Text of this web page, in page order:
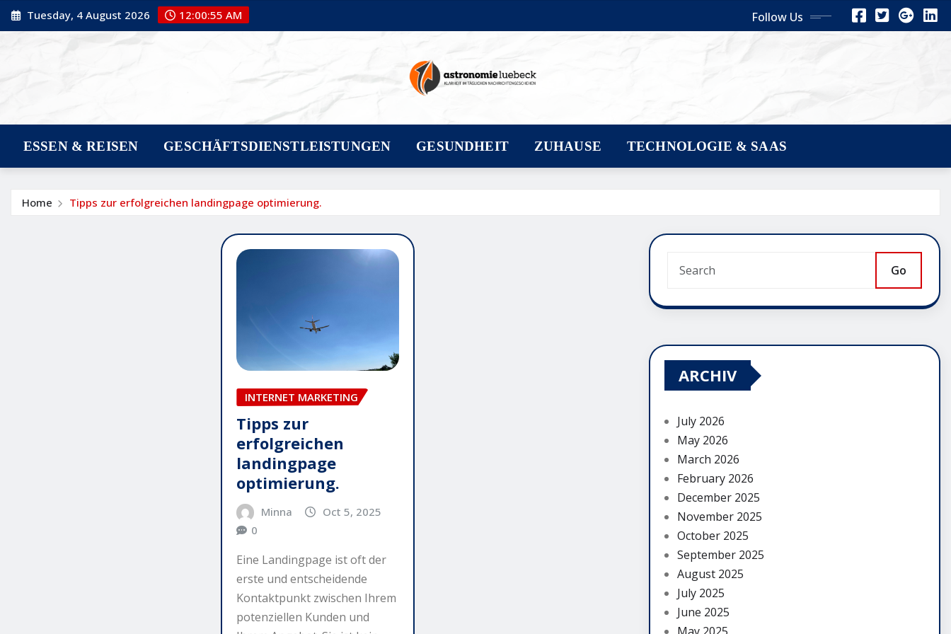
Skip
to
Tuesday, 4 August 2026 12:00:56 AM Follow Us
ESSEN & REISEN GESCHÄFTSDIENSTLEISTUNGEN GESUNDHEIT ZUHAUSE TECHNOLOGIE & SAAS
Home Tipps zur erfolgreichen landingpage optimierung.
INTERNET MARKETING
Tipps zur
erfolgreichen
landingpage
optimierung.
Minna
Oct 5, 2025
0
Eine Landingpage ist oft der
erste und entscheidende
Kontaktpunkt zwischen Ihrem
potenziellen Kunden und
Go
ARCHIV
July 2026
May 2026
March 2026
February 2026
December 2025
November 2025
October 2025
September 2025
August 2025
July 2025
June 2025